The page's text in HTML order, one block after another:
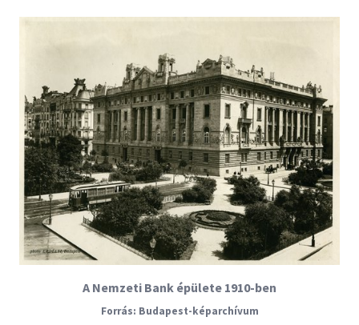
A Nemzeti Bank épülete 1910-ben
Budapest-képarchívum